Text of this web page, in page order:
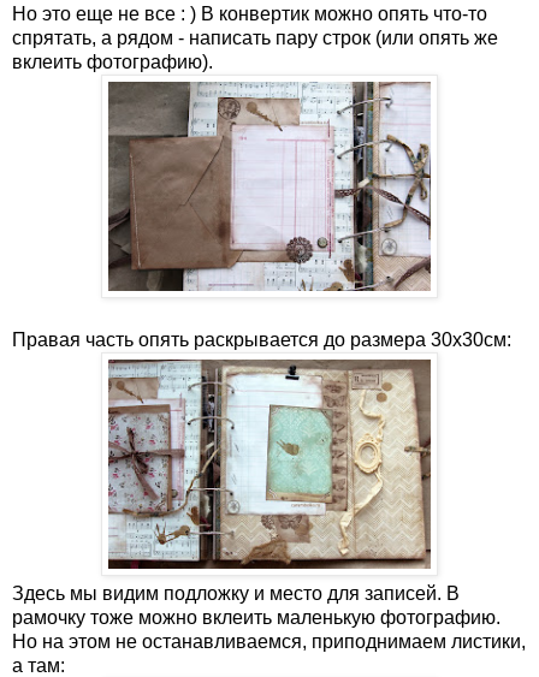
Но это еще не все : ) В конвертик можно опять что-то
спрятать, а рядом - написать пару строк (или опять же
вклеить фотографию).
Правая часть опять раскрывается до размера 30х30см:
Здесь мы видим подложку и место для записей. В
рамочку тоже можно вклеить маленькую фотографию.
Но на этом не останавливаемся, приподнимаем листики,
а там: